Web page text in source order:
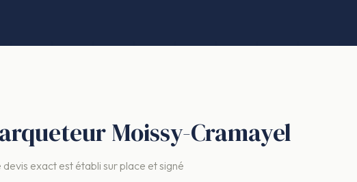
Moissy-Cramayel
exact est établi sur place et signé